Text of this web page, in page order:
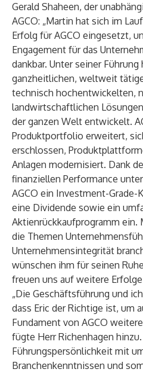
Gerald Shaheen, der
AGCO: „Martin hat sich im
Erfolg für AGCO eingesetzt,
Engagement für das
dankbar. Unter seiner
ganzheitlichen, weltweit
technisch hochentwickelten,
landwirtschaftlichen
der ganzen Welt entwickelt.
Produktportfolio erweitert,
erschlossen,
Anlagen modernisiert. Dank
finanziellen Performance
AGCO ein Investment-Grade-
eine Dividende sowie ein
Aktienrückkaufprogramm ein.
die Themen
Unternehmensintegrität
wünschen ihm für seinen
freuen uns auf weitere Erfolge
„Die Geschäftsführung und
dass Eric der Richtige ist, um
Fundament von AGCO
fügte Herr Richenhagen
Führungspersönlichkeit mit
Branchenkenntnissen und